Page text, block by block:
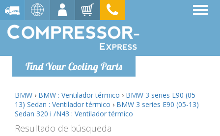
Find Your Cooling Parts
BMW › BMW : Ventilador térmico › BMW 3 series E90 (05-
13) Sedan : Ventilador térmico › BMW 3 series E90 (05-13)
Sedan 320 i /N43 : Ventilador térmico
Resultado de búsqueda